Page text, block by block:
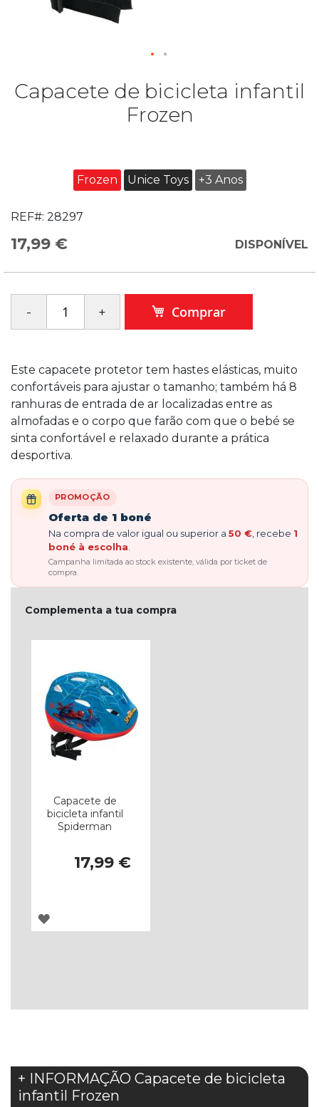
Capacete de bicicleta infantil
Frozen
Frozen Unice Toys +3 Anos
REF#: 28297
17,99 € DISPONÍVEL
Comprar
Este capacete protetor tem hastes elásticas, muito
confortáveis para ajustar o tamanho; também há 8
ranhuras de entrada de ar localizadas entre as
almofadas e o corpo que farão com que o bebé se
sinta confortável e relaxado durante a prática
desportiva.
PROMOÇÃO
Oferta de 1 boné
Na compra de valor igual ou superior a 50 € , recebe 1
boné à escolha
Campanha limitada ao stock existente, válida por ticket de
compra.
Complementa a tua compra
Capacete de
bicicleta infantil
Spiderman
17,99 €
ADICIONAR
+ INFORMAÇÃO Capacete de bicicleta
infantil Frozen